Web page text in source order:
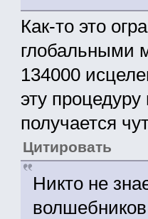
Как-то это
глобальными
134000
эту
получается
Цитировать
Никто не